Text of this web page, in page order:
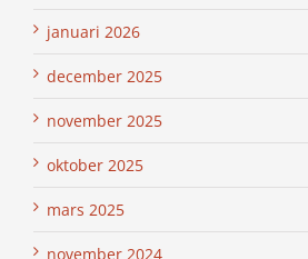
januari 2026
december 2025
november 2025
oktober 2025
mars 2025
november 2024